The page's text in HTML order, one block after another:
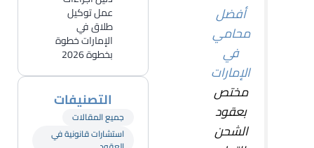
أفضل
محامي
في
الإمارات
مختص
بعقود
الشحن
عمل توكيل
طلاق في
الإمارات خطوة
بخطوة 2026
التصنيفات
جميع المقالات
استشارات قانونية في